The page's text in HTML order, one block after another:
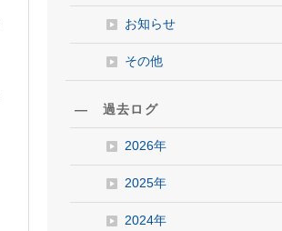
お知らせ
その他
― 過去ログ
2026年
2025年
2024年